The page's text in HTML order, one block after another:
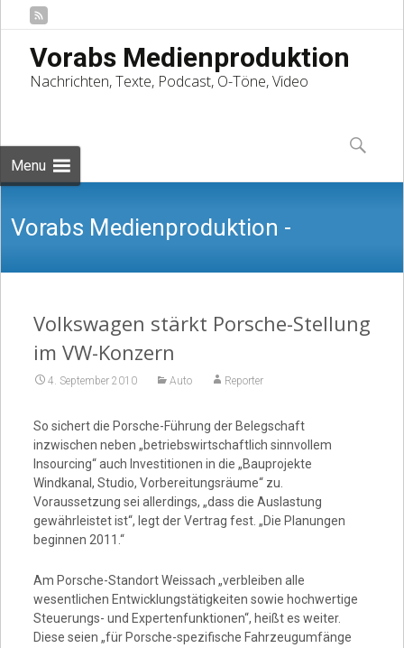
Vorabs Medienproduktion
Nachrichten, Texte, Podcast, O-Töne, Video
Menu
to
content
Suchen
nach:
Vorabs Medienproduktion -
Nachrichten, Texte, Podcast, O-Töne,
Volkswagen stärkt Porsche-Stellung
im VW-Konzern
4. September 2010 Auto Reporter
So sichert die Porsche-Führung der Belegschaft
inzwischen neben „betriebswirtschaftlich sinnvollem
Insourcing“ auch Investitionen in die „Bauprojekte
Windkanal, Studio, Vorbereitungsräume“ zu.
Voraussetzung sei allerdings, „dass die Auslastung
gewährleistet ist“, legt der Vertrag fest. „Die Planungen
beginnen 2011.“
Am Porsche-Standort Weissach „verbleiben alle
wesentlichen Entwicklungstätigkeiten sowie hochwertige
Steuerungs- und Expertenfunktionen“, heißt es weiter.
Diese seien „für Porsche-spezifische Fahrzeugumfänge